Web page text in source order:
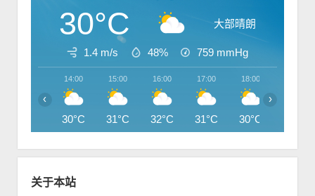
邮
件
，
希
望
大
家
经
常
30°C 大部晴朗
1.4 m/s 48% 759 mmHg
14:00
30°C
15:00
31°C
16:00
32°C
17:00
31°C
18:00
30°C
‹ ›
关于本站